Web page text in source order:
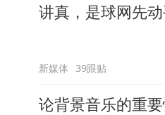
讲真，是球网先动
新媒体 39跟贴
论背景音乐的重要